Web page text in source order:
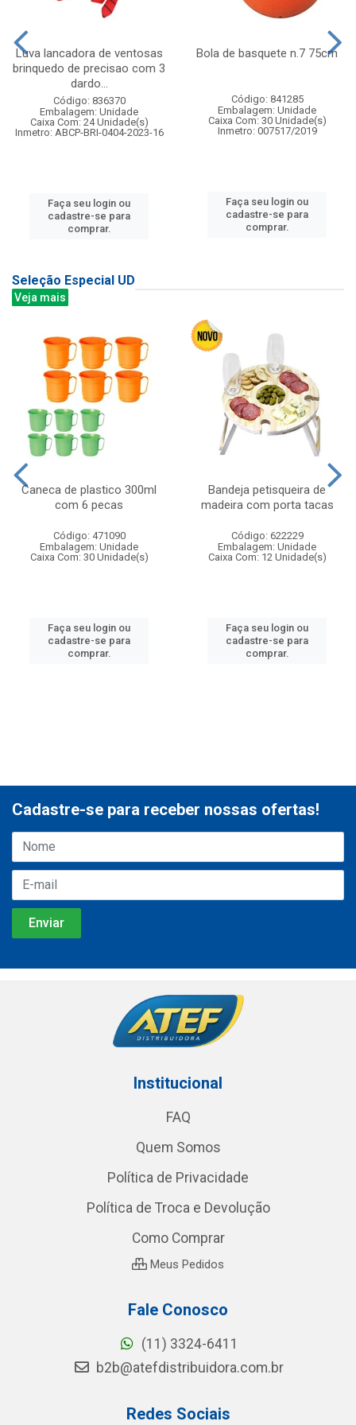
Luva lancadora de ventosas
brinquedo de precisao com 3
dardo...
Código: 836370
Embalagem: Unidade
Caixa Com: 24 Unidade(s)
Inmetro: ABCP-BRI-0404-2023-16
Faça seu login ou
cadastre-se para
comprar.
Bola de basquete n.7 75cm
Código: 841285
Embalagem: Unidade
Caixa Com: 30 Unidade(s)
Inmetro: 007517/2019
Faça seu login ou
cadastre-se para
comprar.
Seleção Especial UD
Veja mais
Caneca de plastico 300ml
com 6 pecas
Código: 471090
Embalagem: Unidade
Caixa Com: 30 Unidade(s)
Faça seu login ou
cadastre-se para
comprar.
Bandeja petisqueira de
madeira com porta tacas
Código: 622229
Embalagem: Unidade
Caixa Com: 12 Unidade(s)
Faça seu login ou
cadastre-se para
comprar.
Cadastre-se para receber nossas ofertas!
Institucional
FAQ
Quem Somos
Política de Privacidade
Política de Troca e Devolução
Como Comprar
Meus Pedidos
Fale Conosco
(11) 3324-6411
b2b@atefdistribuidora.com.br
Redes Sociais